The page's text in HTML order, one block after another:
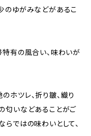
のゆがみなどがあるこ
特有の風合い、味わいが
ホツレ、折り皺、織り
匂いなどあることがご
ではの味わいとして、